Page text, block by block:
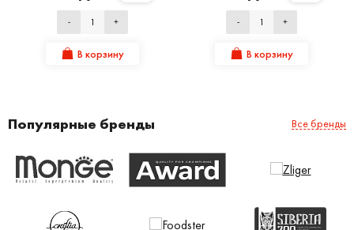
- +
В корзину
- +
В корзину
Популярные бренды Все бренды